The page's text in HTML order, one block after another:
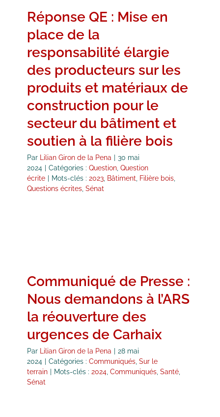
Réponse QE : Mise en
place de la
responsabilité élargie
des producteurs sur les
produits et matériaux de
construction pour le
secteur du bâtiment et
soutien à la filière bois
Par Lilian Giron de la Pena
30 mai
2024
Catégories : Question Question
écrite
Mots-clés : 2023 Bâtiment Filière bois
Questions écrites Sénat
Communiqué de Presse :
Nous demandons à l’ARS
la réouverture des
urgences de Carhaix
Par Lilian Giron de la Pena
28 mai
2024
Catégories : Communiqués Sur le
terrain
Mots-clés : 2024 Communiqués Santé
Sénat